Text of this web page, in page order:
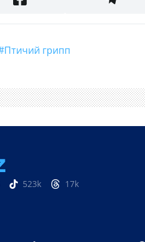
#Птичий грипп
523k 17k